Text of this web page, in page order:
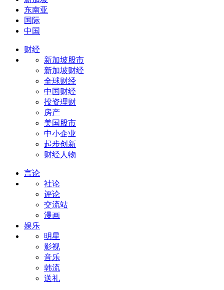
东南亚
国际
中国
财经
新加坡股市
新加坡财经
全球财经
中国财经
投资理财
房产
美国股市
中小企业
起步创新
财经人物
言论
社论
评论
交流站
漫画
娱乐
明星
影视
音乐
韩流
送礼